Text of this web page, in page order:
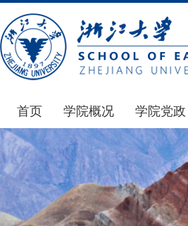
首页 学院概况
学院简介
发展简史
组织机构
师资力量
学院党政
通知公
学院发
党委会议
党政联席